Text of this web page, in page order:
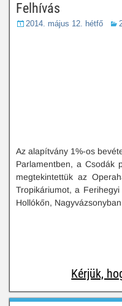
Felhívás
2014. május 12. hétfő
Az alapítvány 1%-os
Parlamentben, a Csodák
megtekintettük az
Tropikáriumot, a
Hollókőn,
Kérjük,